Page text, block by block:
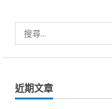
尋
字:
近期文章